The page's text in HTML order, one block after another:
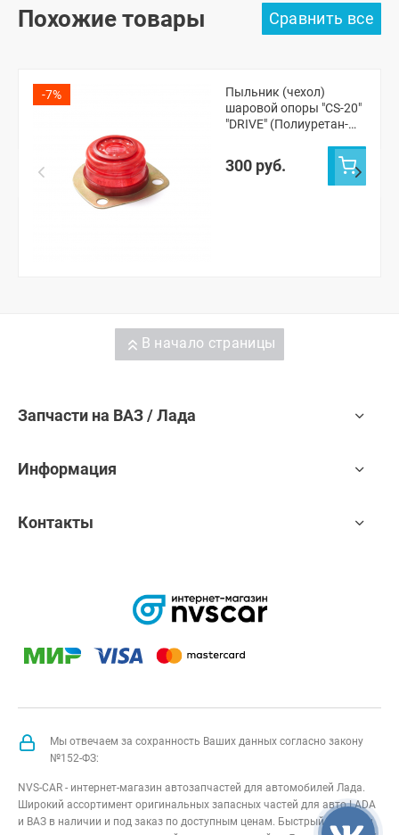
Похожие товары
-7%
Пыльник (чехол)
шаровой опоры "CS-20"
"DRIVE" (Полиуретан-
300 руб.
В начало страницы
Запчасти на ВАЗ / Лада
Информация
Контакты
Мы отвечаем за сохранность Ваших данных согласно закону
№152-ФЗ:
NVS-CAR - интернет-магазин автозапчастей для автомобилей Лада.
Широкий ассортимент оригинальных запасных частей для авто LADA
и ВАЗ в наличии и под заказ по доступным ценам. Быстрый подбор и